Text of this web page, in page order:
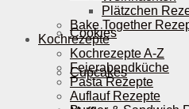
Cookies
Cupcakes
Plätzchen
Bake Together
Kochrezepte
Kochrezepte A-Z
Feierabendküche
Pasta Rezepte
Auflauf Rezepte